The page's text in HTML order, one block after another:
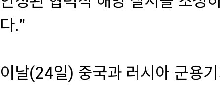
다."
이날(24일) 중국과 러시아 군용